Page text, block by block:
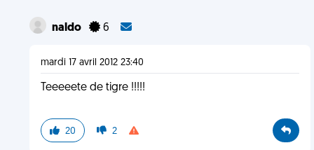
naldo 6
mardi 17 avril 2012 23:40
Teeeeete de tigre !!!!!
20 2